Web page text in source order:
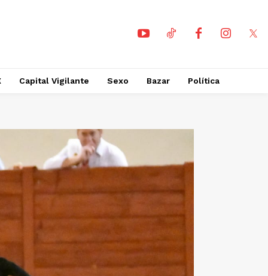
Capital Vigilante Sexo Bazar Política